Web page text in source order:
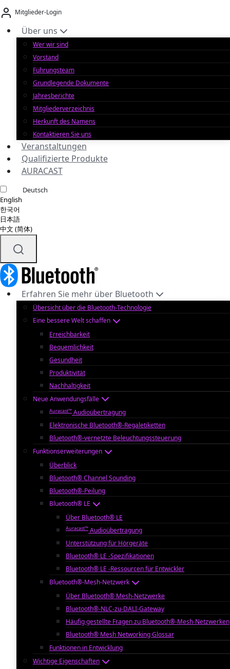
Zum
Inhalt
springen
Mitglieder-Login
Über uns
Wer wir sind
Vorstand
Führungsteam
Grundlegende Dokumente
Jahresberichte
Mitgliederverzeichnis
Herkunft des Namens
Kontaktieren Sie uns
Veranstaltungen
Qualifizierte Produkte
AURACAST
Deutsch
English
한국어
日本語
中文 (简体)
Erfahren Sie mehr über Bluetooth
Übersicht über die Bluetooth-Technologie
Eine bessere Welt schaffen
Erreichbarkeit
Bequemlichkeit
Gesundheit
Produktivität
Nachhaltigkeit
Neue Anwendungsfälle
Auracast™ Audioübertragung
Elektronische Bluetooth®-Regaletiketten
Bluetooth®-vernetzte Beleuchtungssteuerung
Funktionserweiterungen
Überblick
Bluetooth® Channel Sounding
Bluetooth®-Peilung
Bluetooth® LE
Über Bluetooth® LE
Auracast™ Audioübertragung
Unterstützung für Hörgeräte
Bluetooth® LE -Spezifikationen
Bluetooth® LE -Ressourcen für Entwickler
Bluetooth®-Mesh-Netzwerk
Über Bluetooth® Mesh-Netzwerke
Bluetooth®-NLC-zu-DALI-Gateway
Häufig gestellte Fragen zu Bluetooth®-Mesh-Netzwerken
Bluetooth® Mesh Networking Glossar
Funktionen in Entwicklung
Wichtige Eigenschaften